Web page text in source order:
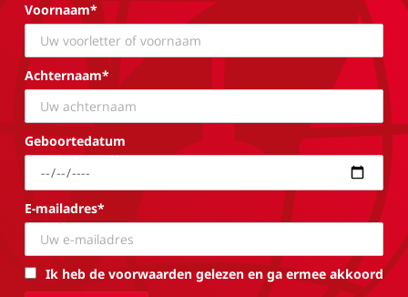
Voornaam*
Achternaam*
Geboortedatum
E-mailadres*
Ik heb de voorwaarden gelezen en ga ermee akkoord